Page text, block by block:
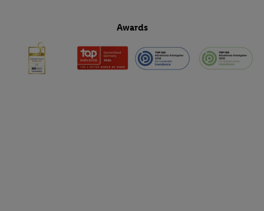
Awards